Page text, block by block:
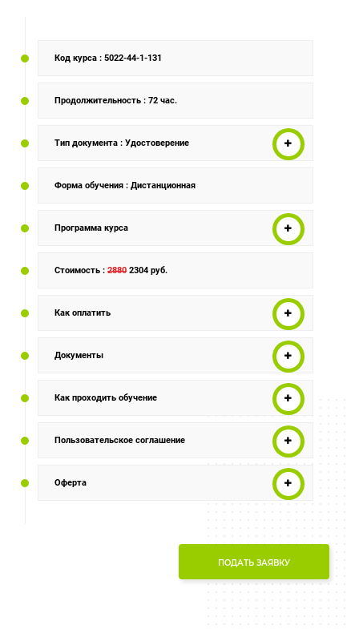
Код курса: 5022-44-1-131
Продолжительность: 72 час.
Тип документа: Удостоверение
Форма обучения: Дистанционная
Программа курса
Стоимость:28802304 руб.
Как оплатить
Документы
Как проходить обучение
Пользовательское соглашение
Оферта
ПОДАТЬ ЗАЯВКУ